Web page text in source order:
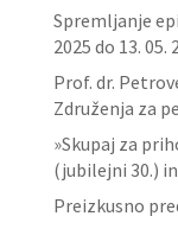
Spremljanje
2025 do 13. 05.
Prof. dr.
Združenja za
»Skupaj za
(jubilejni 30.)
Preizkusno